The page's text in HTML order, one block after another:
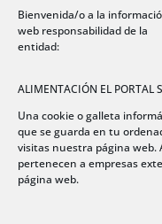
Bienvenida/o a la
web responsabilidad de la
entidad:
ALIMENTACIÓN EL PORTAL
Una cookie o galleta
que se guarda en tu
visitas nuestra página web.
pertenecen a empresas
página web.
 Email
 Dirección
Polígono
C/ Los